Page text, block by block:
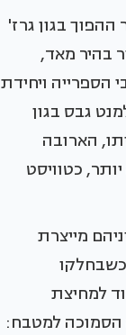
בגון גרז'
בהיר מאד,
ויחידת
גבס בגון
הארובה
כטוויסט
מייצרת
כשבחלקו
למחיצת
הסמוכה למטבח: